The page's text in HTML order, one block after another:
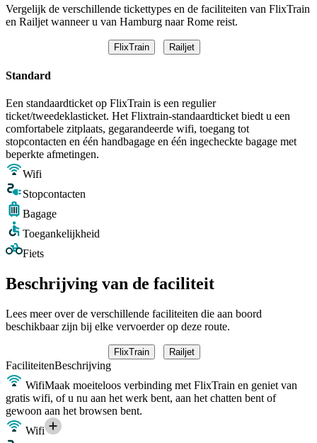
Vergelijk de verschillende tickettypes en de faciliteiten van FlixTrain
en Railjet wanneer u van Hamburg naar Rome reist.
FlixTrain Railjet
Standard
Een standaardticket op FlixTrain is een regulier
ticket/tweedeklasticket. Het Flixtrain-standaardticket biedt u een
comfortabele zitplaats, gegarandeerde wifi, toegang tot
stopcontacten en één handbagage en één ingecheckte bagage met
beperkte afmetingen.
Wifi
Stopcontacten
Bagage
Toegankelijkheid
Fiets
Beschrijving van de faciliteit
Lees meer over de verschillende faciliteiten die aan boord
beschikbaar zijn bij elke vervoerder op deze route.
FlixTrain Railjet
FaciliteitenBeschrijving
WifiMaak moeiteloos verbinding met FlixTrain en geniet van
gratis wifi, of u nu aan het werk bent, aan het chatten bent of
gewoon aan het browsen bent.
Wifi